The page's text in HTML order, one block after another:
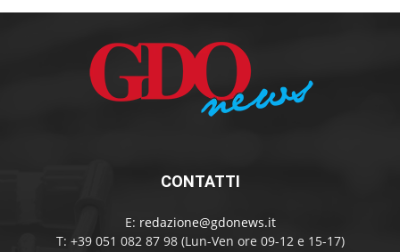
CONTATTI
E: redazione@gdonews.it
T: +39 051 082 87 98 (Lun-Ven ore 09-12 e 15-17)